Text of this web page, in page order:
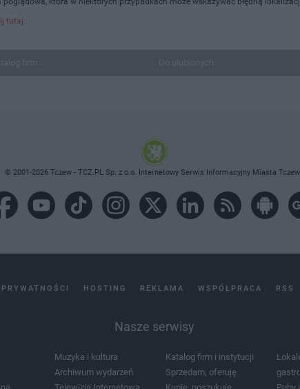
tutaj
© 2001-2026 Tczew - TCZ.PL Sp. z o.o. Internetowy Serwis Informacyjny Miasta
HOSTING REKLAMA WSPÓŁPRACA RSS
Nasze serwisy
Muzyka i kultura
Archiwum wydarzeń
Katalog firm i instytucji
Sprzedam, oferuję